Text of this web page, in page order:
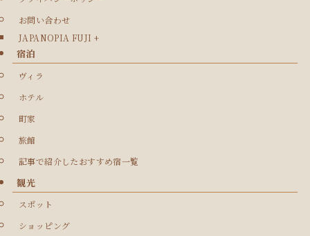
お問い合わせ
JAPANOPIA FUJI +
宿泊
ヴィラ
ホテル
町家
旅館
記事で紹介したおすすめ宿一覧
観光
スポット
ショッピング